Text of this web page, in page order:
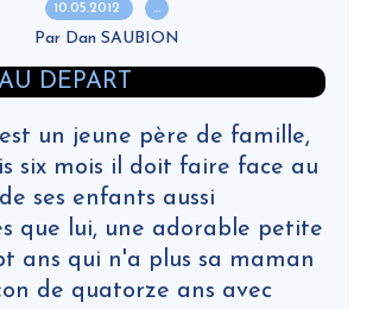
10.05.2012 …
Par Dan SAUBION
un jeune père de famille,
six mois il doit faire face au
ses enfants aussi
que lui, une adorable petite
ans qui n'a plus sa maman
de quatorze ans avec